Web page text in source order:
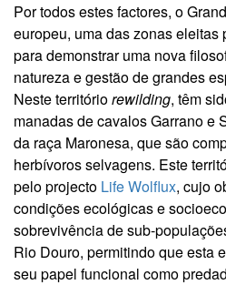
Por todos estes factores, o
europeu, uma das zonas eleitas
para demonstrar uma nova
natureza e gestão de grandes
Neste territóriorewilding, têm
manadas de cavalos Garrano e
da raça Maronesa, que são
herbívoros selvagens. Este
pelo projecto Life Wolflux, cujo
condições ecológicas e
sobrevivência de sub-
Rio Douro, permitindo que esta
seu papel funcional como